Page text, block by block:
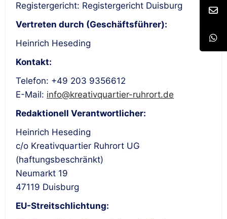
Registergericht: Registergericht Duisburg
Vertreten durch (Geschäftsführer):
Heinrich Heseding
Kontakt:
Telefon: +49 203 9356612
E-Mail: info@kreativquartier-ruhrort.de
Redaktionell Verantwortlicher:
Heinrich Heseding
c/o Kreativquartier Ruhrort UG
(haftungsbeschränkt)
Neumarkt 19
47119 Duisburg
EU-Streitschlichtung: